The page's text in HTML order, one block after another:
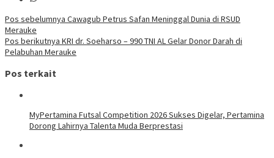
Navigasi
pos
Pos sebelumnya Cawagub Petrus Safan Meninggal Dunia di RSUD
Merauke
Pos berikutnya KRI dr. Soeharso – 990 TNI AL Gelar Donor Darah di
Pelabuhan Merauke
Pos terkait
MyPertamina Futsal Competition 2026 Sukses Digelar, Pertamina
Dorong Lahirnya Talenta Muda Berprestasi